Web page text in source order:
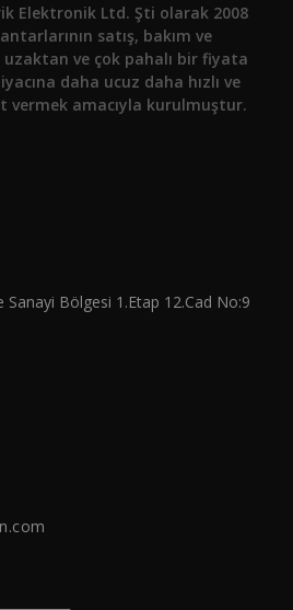
Elektronik Ltd. Şti olarak 2008
satış, bakım ve
ve çok pahalı bir fiyata
daha ucuz daha hızlı ve
amacıyla kurulmuştur.
Sanayi Bölgesi 1.Etap 12.Cad No:9